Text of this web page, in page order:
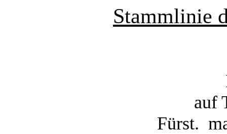
Stammlinie
auf
Fürst.